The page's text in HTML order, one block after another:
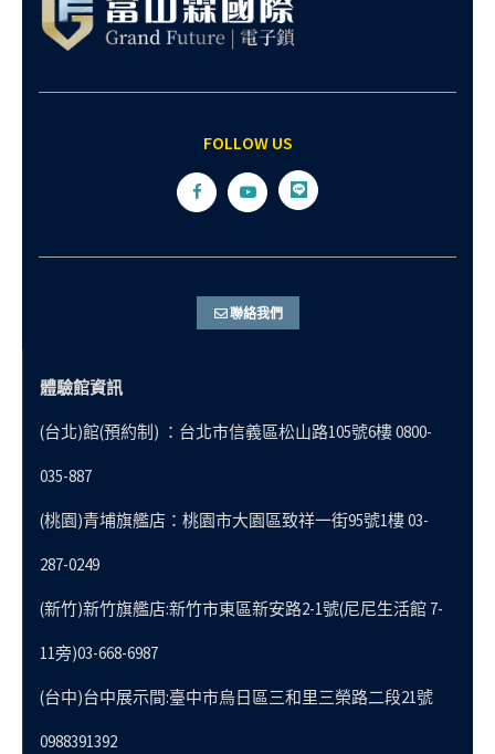
FOLLOW US
聯絡我們
體驗館資訊
(台北)館(預約制) ：台北市信義區松山路105號6樓 0800-
035-887
(桃園)青埔旗艦店：桃園市大園區致祥一街95號1樓 03-
287-0249
(新竹)新竹旗艦店:新竹市東區新安路2-1號(尼尼生活館 7-
11旁)03-668-6987
(台中)台中展示間:臺中市烏日區三和里三榮路二段21號
0988391392